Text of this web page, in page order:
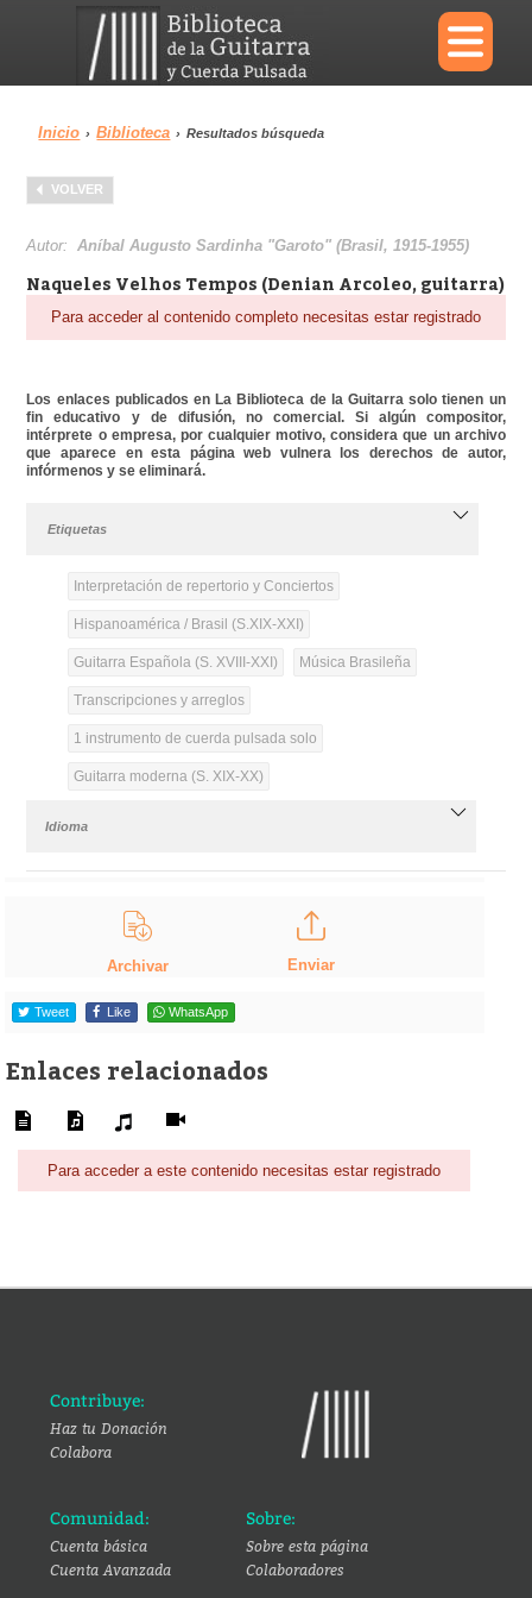
×
Menu
Biblioteca Diccionario
Inicio › Biblioteca › Resultados búsqueda
VOLVER
Autor:Aníbal Augusto Sardinha "Garoto" (Brasil, 1915-1955)
Naqueles Velhos Tempos (Denian Arcoleo, guitarra)
Para acceder al contenido completo necesitas estar registrado
Los enlaces publicados en La Biblioteca de la Guitarra solo tienen un
fin educativo y de difusión, no comercial. Si algún compositor,
intérprete o empresa, por cualquier motivo, considera que un archivo
que aparece en esta página web vulnera los derechos de autor,
infórmenos y se eliminará.
Etiquetas
Interpretación de repertorio y Conciertos
Hispanoamérica / Brasil (S.XIX-XXI)
Guitarra Española (S. XVIII-XXI) Música Brasileña
Transcripciones y arreglos
1 instrumento de cuerda pulsada solo
Guitarra moderna (S. XIX-XX)
Idioma
Archivar Enviar
Tweet Like WhatsApp
Enlaces relacionados
Para acceder a este contenido necesitas estar registrado
Contribuye:
Haz tu Donación
Colabora
Comunidad:
Cuenta básica
Cuenta Avanzada
Sobre:
Sobre esta página
Colaboradores